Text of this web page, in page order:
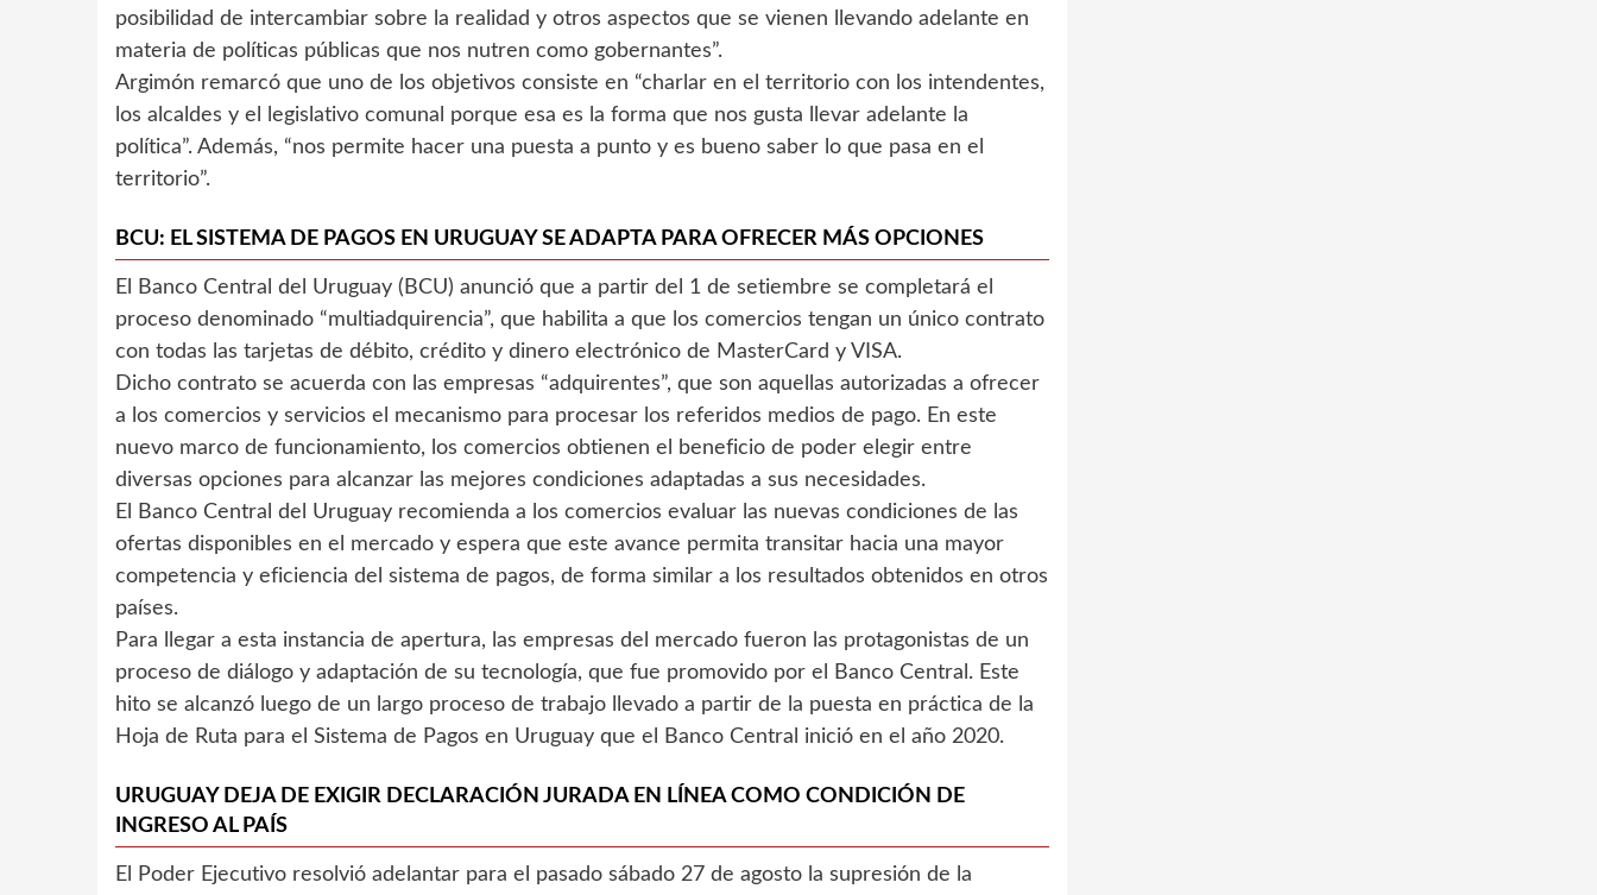
posibilidad de intercambiar sobre la realidad y otros aspectos que se vienen llevando adelante en
materia de políticas públicas que nos nutren como gobernantes”.
Argimón remarcó que uno de los objetivos consiste en “charlar en el territorio con los intendentes,
los alcaldes y el legislativo comunal porque esa es la forma que nos gusta llevar adelante la
política”. Además, “nos permite hacer una puesta a punto y es bueno saber lo que pasa en el
territorio”.
BCU: EL SISTEMA DE PAGOS EN URUGUAY SE ADAPTA PARA OFRECER MÁS OPCIONES
El Banco Central del Uruguay (BCU) anunció que a partir del 1 de setiembre se completará el
proceso denominado “multiadquirencia”, que habilita a que los comercios tengan un único contrato
con todas las tarjetas de débito, crédito y dinero electrónico de MasterCard y VISA.
Dicho contrato se acuerda con las empresas “adquirentes”, que son aquellas autorizadas a ofrecer
a los comercios y servicios el mecanismo para procesar los referidos medios de pago. En este
nuevo marco de funcionamiento, los comercios obtienen el beneficio de poder elegir entre
diversas opciones para alcanzar las mejores condiciones adaptadas a sus necesidades.
El Banco Central del Uruguay recomienda a los comercios evaluar las nuevas condiciones de las
ofertas disponibles en el mercado y espera que este avance permita transitar hacia una mayor
competencia y eficiencia del sistema de pagos, de forma similar a los resultados obtenidos en otros
países.
Para llegar a esta instancia de apertura, las empresas del mercado fueron las protagonistas de un
proceso de diálogo y adaptación de su tecnología, que fue promovido por el Banco Central. Este
hito se alcanzó luego de un largo proceso de trabajo llevado a partir de la puesta en práctica de la
Hoja de Ruta para el Sistema de Pagos en Uruguay que el Banco Central inició en el año 2020.
URUGUAY DEJA DE EXIGIR DECLARACIÓN JURADA EN LÍNEA COMO CONDICIÓN DE
INGRESO AL PAÍS
El Poder Ejecutivo resolvió adelantar para el pasado sábado 27 de agosto la supresión de la